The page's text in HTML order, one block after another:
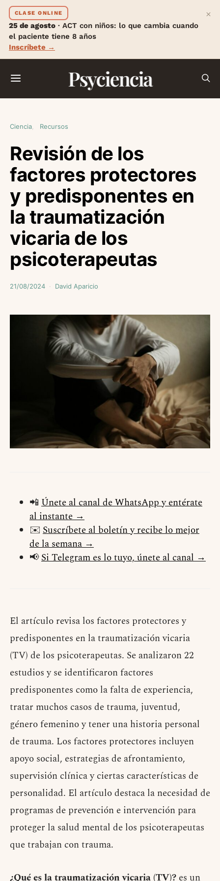
CLASE ONLINE
25 de agosto · ACT con niños: lo que cambia cuando
el paciente tiene 8 años
Inscríbete →
×
Psyciencia
Ciencia Recursos
Revisión de los
factores protectores
y predisponentes en
la traumatización
vicaria de los
psicoterapeutas
21/08/2024 David Aparicio
📲 Únete al canal de WhatsApp y entérate
al instante →
✉️ Suscríbete al boletín y recibe lo mejor
de la semana →
📢Si Telegram es lo tuyo, únete al canal →
El artículo revisa los factores protectores y
predisponentes en la traumatización vicaria
(TV) de los psicoterapeutas. Se analizaron 22
estudios y se identificaron factores
predisponentes como la falta de experiencia,
tratar muchos casos de trauma, juventud,
género femenino y tener una historia personal
de trauma. Los factores protectores incluyen
apoyo social, estrategias de afrontamiento,
supervisión clínica y ciertas características de
personalidad. El artículo destaca la necesidad de
programas de prevención e intervención para
proteger la salud mental de los psicoterapeutas
que trabajan con trauma.
¿Qué es la traumatización vicaria (TV)? es un